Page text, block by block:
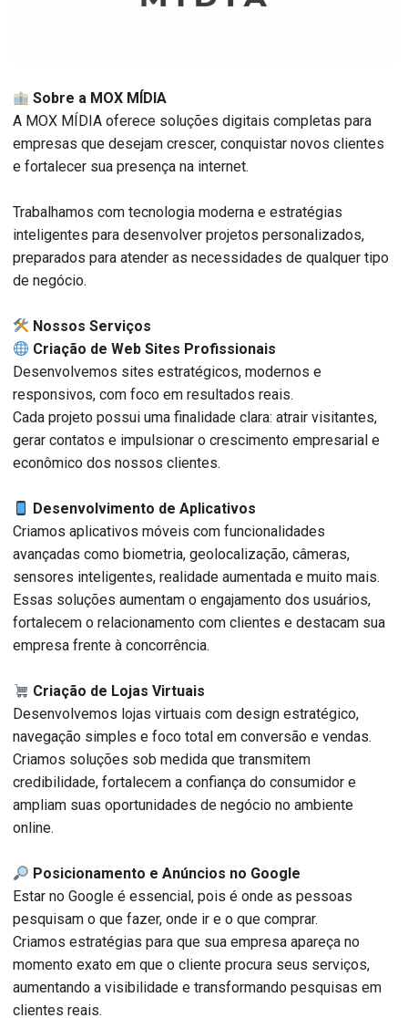
Sobre a MOX MÍDIA
A MOX MÍDIA oferece soluções digitais completas para
empresas que desejam crescer, conquistar novos clientes
e fortalecer sua presença na internet.
Trabalhamos com tecnologia moderna e estratégias
inteligentes para desenvolver projetos personalizados,
preparados para atender as necessidades de qualquer tipo
de negócio.
️ Nossos Serviços
Criação de Web Sites Profissionais
Desenvolvemos sites estratégicos, modernos e
responsivos, com foco em resultados reais.
Cada projeto possui uma finalidade clara: atrair visitantes,
gerar contatos e impulsionar o crescimento empresarial e
econômico dos nossos clientes.
Desenvolvimento de Aplicativos
Criamos aplicativos móveis com funcionalidades
avançadas como biometria, geolocalização, câmeras,
sensores inteligentes, realidade aumentada e muito mais.
Essas soluções aumentam o engajamento dos usuários,
fortalecem o relacionamento com clientes e destacam sua
empresa frente à concorrência.
Criação de Lojas Virtuais
Desenvolvemos lojas virtuais com design estratégico,
navegação simples e foco total em conversão e vendas.
Criamos soluções sob medida que transmitem
credibilidade, fortalecem a confiança do consumidor e
ampliam suas oportunidades de negócio no ambiente
online.
Posicionamento e Anúncios no Google
Estar no Google é essencial, pois é onde as pessoas
pesquisam o que fazer, onde ir e o que comprar.
Criamos estratégias para que sua empresa apareça no
momento exato em que o cliente procura seus serviços,
aumentando a visibilidade e transformando pesquisas em
clientes reais.